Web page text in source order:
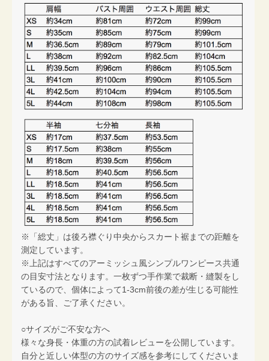
※「総丈」は後ろ襟ぐり中央からスカート裾までの距離を
測定しています。
※上記はすべてのアーミッシュ風シンプルワンピース共通
の目安寸法となります。一枚ずつ手作業で裁断・縫製をし
ているので、個体によって1-3cm前後の差が生じる可能性
がある旨、ご了承ください。
○サイズがご不安な方へ
様々な身長・体重の方の試着レビューを公開しています。
自分と近しい体型の方のサイズ感を参考にしてくださいま